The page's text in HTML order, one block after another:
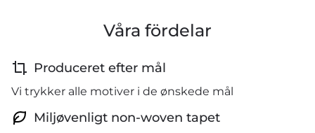
Våra fördelar
Produceret efter mål
Vi trykker alle motiver i de ønskede mål
Miljøvenligt non-woven tapet